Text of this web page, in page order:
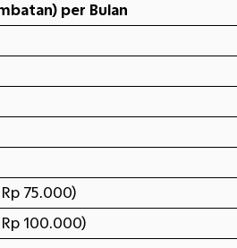
per Bulan
75.000)
100.000)